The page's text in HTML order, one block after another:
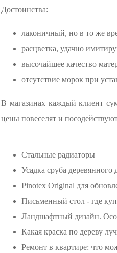
Достоинства:
лаконичный, но в то же
расцветка, удачно
высочайшее качество
отсутствие морок при
В магазинах каждый клиент
цены повеселят и
Стальные радиаторы
Усадка сруба
Pinotex Original для
Письменный стол - где
Ландшафтный дизайн.
Какая краска по дереву
Ремонт в квартире: что